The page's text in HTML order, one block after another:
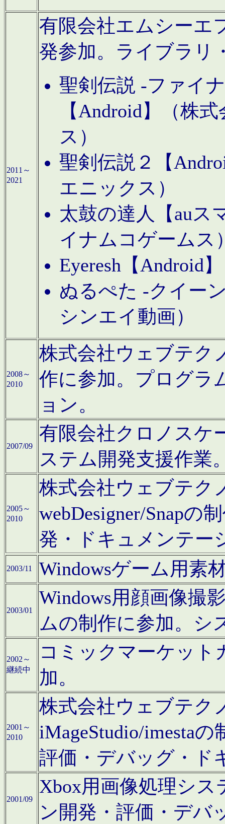
2011～
2021
有限会社エムシーエ
発参加。ライブラリ
聖剣伝説 -ファイ
【Android】（株
ス）
聖剣伝説２【
エニックス）
太鼓の達人【auス
イナムコゲームス
Eyeresh【Android
ぬるぺた -クイー
シンエイ動画）
2008～
2010
株式会社ウェブテク
作に参加。プログラ
ョン。
2007/09
有限会社クロノスケ
ステム開発支援作業
2005～
2010
株式会社ウェブテク
webDesigner/Snapの
発・ドキュメンテー
2003/11 Windowsゲーム用素
2003/01
Windows用顔画像撮
ムの制作に参加。シ
2002～
継続中
コミックマーケット
加。
2001～
2010
株式会社ウェブテク
iMageStudio/imesta
評価・デバッグ・ド
2001/09
Xbox用画像処理シ
ン開発・評価・デバ